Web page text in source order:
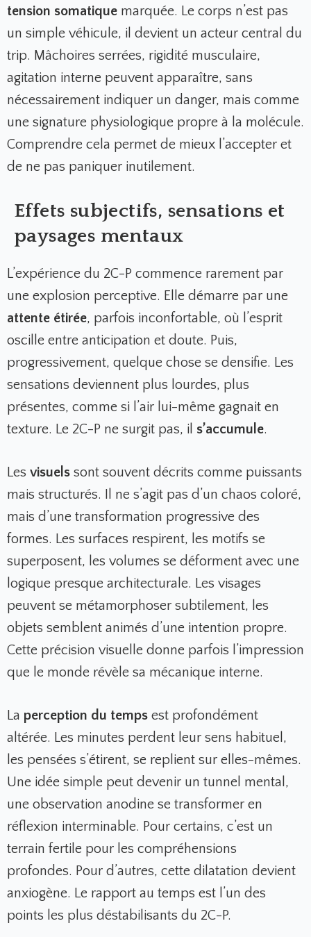
tension somatique marquée. Le corps n’est pas
un simple véhicule, il devient un acteur central du
trip. Mâchoires serrées, rigidité musculaire,
agitation interne peuvent apparaître, sans
nécessairement indiquer un danger, mais comme
une signature physiologique propre à la molécule.
Comprendre cela permet de mieux l’accepter et
de ne pas paniquer inutilement.
Effets subjectifs, sensations et
paysages mentaux
L’expérience du 2C-P commence rarement par
une explosion perceptive. Elle démarre par une
attente étirée, parfois inconfortable, où l’esprit
oscille entre anticipation et doute. Puis,
progressivement, quelque chose se densifie. Les
sensations deviennent plus lourdes, plus
présentes, comme si l’air lui-même gagnait en
texture. Le 2C-P ne surgit pas, il s’accumule.
Les visuels sont souvent décrits comme puissants
mais structurés. Il ne s’agit pas d’un chaos coloré,
mais d’une transformation progressive des
formes. Les surfaces respirent, les motifs se
superposent, les volumes se déforment avec une
logique presque architecturale. Les visages
peuvent se métamorphoser subtilement, les
objets semblent animés d’une intention propre.
Cette précision visuelle donne parfois l’impression
que le monde révèle sa mécanique interne.
La perception du temps est profondément
altérée. Les minutes perdent leur sens habituel,
les pensées s’étirent, se replient sur elles-mêmes.
Une idée simple peut devenir un tunnel mental,
une observation anodine se transformer en
réflexion interminable. Pour certains, c’est un
terrain fertile pour les compréhensions
profondes. Pour d’autres, cette dilatation devient
anxiogène. Le rapport au temps est l’un des
points les plus déstabilisants du 2C-P.